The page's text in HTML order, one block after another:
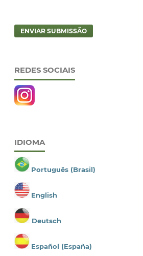
ENVIAR SUBMISSÃO
REDES SOCIAIS
IDIOMA
Português (Brasil)
English
Deutsch
Español (España)